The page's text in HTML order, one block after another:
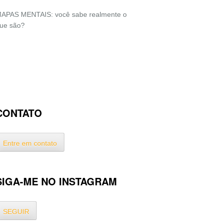
MENTAIS: você sabe realmente o
são?
Entre em contato
ME NO INSTAGRAM
SEGUIR